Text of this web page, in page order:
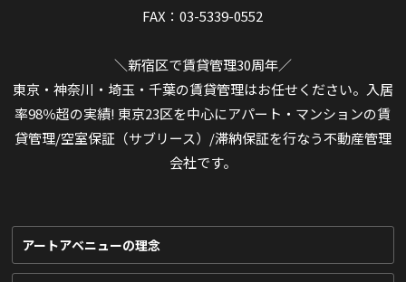
FAX：03-5339-0552
＼新宿区で賃貸管理30周年／
東京・神奈川・埼玉・千葉の賃貸管理はお任せください。入居
率98％超の実績! 東京23区を中心にアパート・マンションの賃
貸管理/空室保証（サブリース）/滞納保証を行なう不動産管理
会社です。
アートアベニューの理念